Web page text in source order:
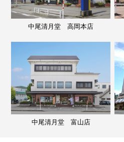
中尾清月堂 高岡本店
中尾清月堂 富山店